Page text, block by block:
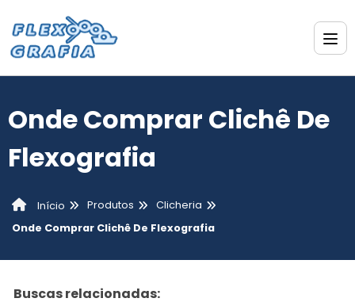
Onde Comprar Clichê De
Flexografia
Início Produtos
Clicheria
Onde Comprar Clichê De Flexografia
Buscas relacionadas: